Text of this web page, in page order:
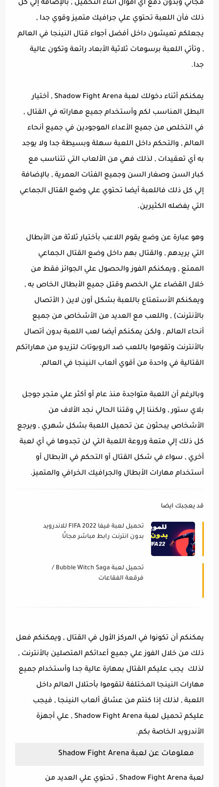
مجاني وبدون دفع أي أموال أثناء التحميل , بالإضافة إلي كل
ذلك فأن اللعبة تحتوي علي جرافيك متميز وقوي جدا ,
يجعلكم تعيشون داخل أفضل أجواء قتال النينجا في العالم
, وتأتي اللعبة برسومات ثلاثية الأبعاد رائعة وتكون عالية
جدا.
يمكنكم أثناء دخولك لعبة Shadow Fight Arena , أختيار
البطل المناسب لكم وأستخدام جميع مهاراته في القتال ,
في التخلص من جميع الأعداء الموجودين في جميع أنحاء
العالم , والتحكم داخل اللعبة سهلة وبسيطة جدا ولا يوجد
به أي تعقيدات , لذلك فهي من الألعاب التي تتناسب مع
كبار السن وصغار السن وجميع الفئات العمرية , بالإضافة
إلي كل ذلك فاللعبة أيضا تحتوي علي وضع القتال الجماعي
التي يفضله الكثيرين.
وهو عبارة عن وضع يقوم اللاعب بأختيار ثلاثة من الأبطال
التي يريدهم , والقتال بهم داخل وضع القتال الجماعي
الممتع , ويمكنكم الفوز والحصول علي الجوائز فقط من
خلال القضاء علي الخصم وقتل جميع الأبطال الخاص به ,
ويمكنكم الأستمتاع باللعبة بشكل أون لاين ( الأتصال
بالأنترنت) , واللعب مع العديد من الأشخاص من جميع
أنحاء العالم , ولكن يمكنكم أيضا لعب اللعبة بدون أتصال
بالأنترنت وتقوموا باللعب ضد الروبوتات لتزيدو من مهاراتكم
القتالية في واحدة من أقوي ألعاب النينجا في العالم.
وبالرغم أن اللعبة متواجدة منذ عام أو أكثر علي متجر جوجل
بلاي ستور , ولكننا إلي وقتنا الحالي نجد الألاف من
الأشخاص يبحثون عن تحميل اللعبة بشكل شهري , ويرجع
كل ذلك إلي متعة وروعة اللعبة التي لن تجدوها في أي لعبة
أخري , سواء في شكل القتال أو التحكم في الأبطال أو
أستخدام مهارات الأبطال والجرافيك الخرافي والمتميز.
قد يعجبك ايضا
تحميل لعبة فيفا FIFA 2022 للاندرويد
بدون انترنت رابط مباشر مجانًا
تحميل لعبة Bubble Witch Saga /
فرقعة الفقاعات
يمكنكم أن تكونوا في المركز الأول في القتال , ويمكنكم فعل
ذلك من خلال الفوز علي جميع أعدائكم المتصلين بالأنترنت ,
لذلك يجب عليكم القتال بمهارة عالية جدا وأستخدام جميع
مهارات النينجا المختلفة لتقوموا بأحتلال العالم داخل
اللعبة , لذلك إذا كنتم من عشاق ألعاب النينجا , فيجب
عليكم تحميل لعبة Shadow Fight Arena , علي أجهزة
الأندرويد الخاصة بكم.
معلومات عن لعبة Shadow Fight Arena
لعبة Shadow Fight Arena , تحتوي علي العديد من